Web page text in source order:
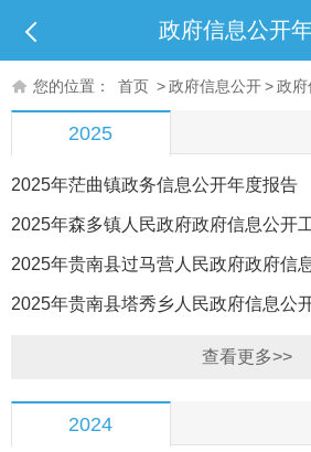
政府信息公开
您的位置： 首页 >政府信息公开>政府
2025
2025年茫曲镇政务信息公开年度报告
2025年森多镇人民政府政府信息公开
2025年贵南县过马营人民政府政府信
报告
2025年贵南县塔秀乡人民政府信息公
查看更多>>
2024